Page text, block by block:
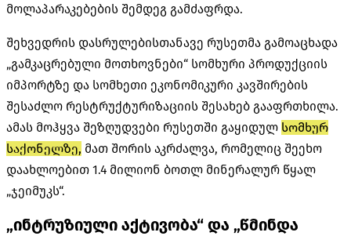
მოლაპარაკებების შემდეგ გამძაფრდა.
შეხვედრის დასრულებისთანავე რუსეთმა გამოაცხადა
„გამკაცრებული მოთხოვნები“ სომხური პროდუქციის
იმპორტზე და სომხეთი ეკონომიკური კავშირების
შესაძლო რესტრუქტურიზაციის შესახებ გააფრთხილა.
ამას მოჰყვა შეზღუდვები რუსეთში გაყიდულ სომხურ
საქონელზე, მათ შორის აკრძალვა, რომელიც შეეხო
დაახლოებით 1.4 მილიონ ბოთლ მინერალურ წყალ
„ჯეიმუკს“.
„ინტრუზიული აქტივობა“ და „წმინდა